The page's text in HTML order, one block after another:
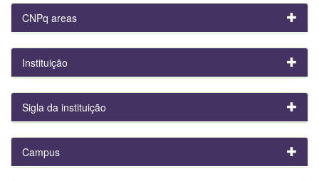
CNPq areas
Instituição
Sigla da instituição
Campus